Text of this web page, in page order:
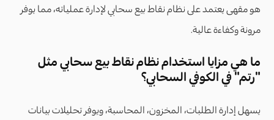
هو مقهى يعتمد على نظام نقاط بيع سحابي لإدارة عملياته، مما يوفر
مرونة وكفاءة عالية.
ما هي مزايا استخدام نظام نقاط بيع سحابي مثل
"رتم" في الكوفي السحابي؟
يسهل إدارة الطلبات، المخزون، المحاسبة، ويوفر تحليلات بيانات